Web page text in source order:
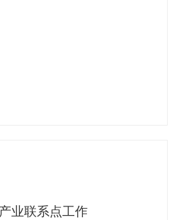
业联系点工作